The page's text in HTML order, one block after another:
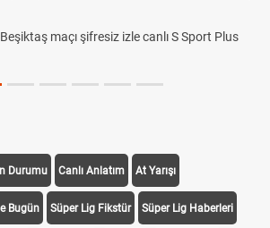
maçı şifresiz izle canlı S Sport Plus
Durumu Canlı Anlatım At Yarışı
Bugün Süper Lig Fikstür Süper Lig Haberleri